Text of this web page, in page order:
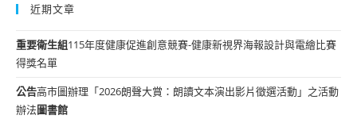
近期文章
重要衛生組115年度健康促進創意競賽-健康新視界海報設計與電繪比賽
得獎名單
公告高市圖辦理「2026朗聲大賞：朗讀文本演出影片徵選活動」之活動
辦法圖書館